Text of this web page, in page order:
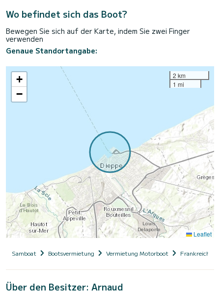
Wo befindet sich das Boot?
Bewegen Sie sich auf der Karte, indem Sie zwei Finger
verwenden
Genaue Standortangabe:
+
−
2 km
1 mi
Leaflet
Samboat Bootsvermietung Vermietung Motorboot Frankreich
Über den Besitzer: Arnaud